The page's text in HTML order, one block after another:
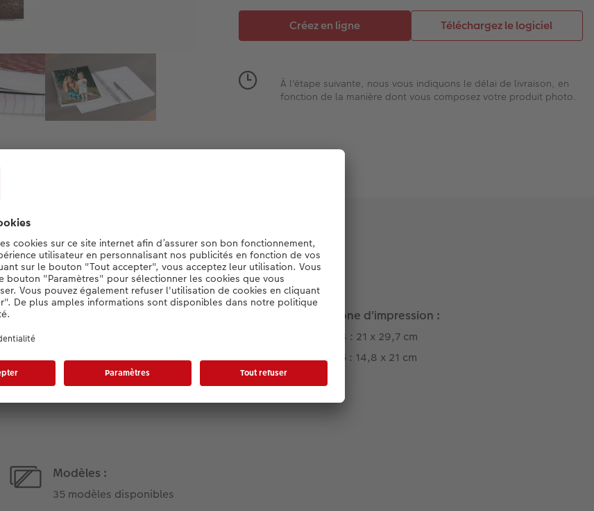
À l'étape suivante, nous vous indiquons le délai de livraison, en
fonction de la manière dont vous composez votre produit photo.
Informations produit :
A5 : 14,8 x 21 cm
Zone d'impression :
A4 : 21 x 29,7 cm
A5 : 14,8 x 21 cm
Modèles :
35 modèles disponibles